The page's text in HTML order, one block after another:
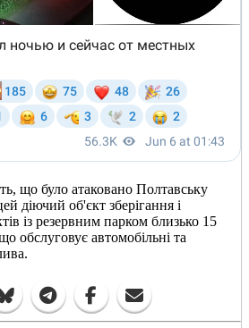
що було атаковано Полтавську
діючий об'єкт зберігання і
із резервним парком близько 15
обслуговує автомобільні та